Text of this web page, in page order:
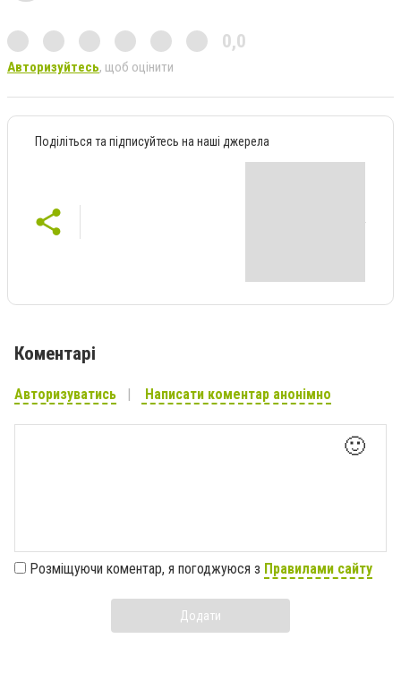
0,0
Авторизуйтесь, щоб оцінити
Поділіться та підписуйтесь на наші джерела
Коментарі
Авторизуватись Написати коментар анонімно
🙂
Розміщуючи коментар, я погоджуюся з Правилами сайту
Додати